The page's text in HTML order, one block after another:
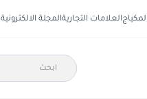
العلامات التجاريةالمجلة الالكترونية